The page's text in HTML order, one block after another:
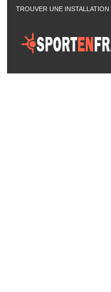
TROUVER UNE